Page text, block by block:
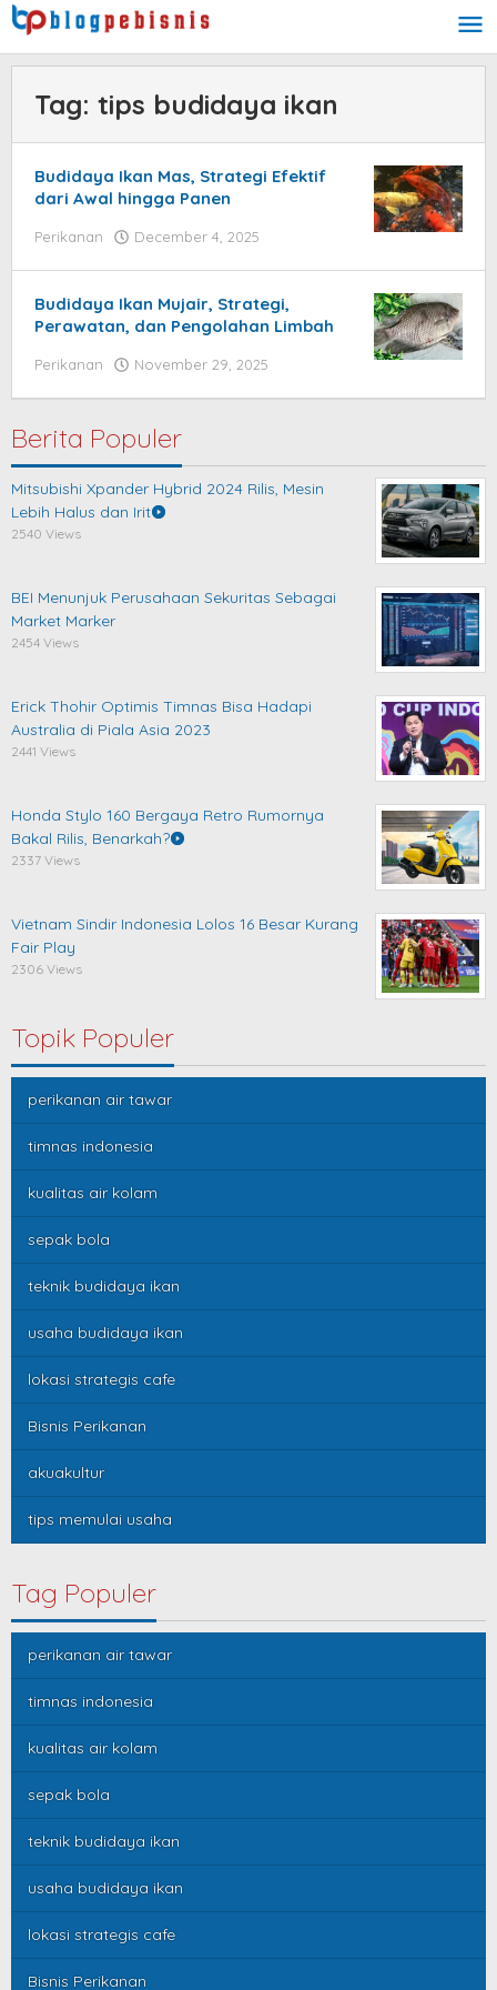
Skip
to
content
Tag: tips budidaya ikan
Budidaya Ikan Mas, Strategi Efektif
dari Awal hingga Panen
Perikanan December 4, 2025
Budidaya Ikan Mujair, Strategi,
Perawatan, dan Pengolahan Limbah
Perikanan November 29, 2025
Berita Populer
Mitsubishi Xpander Hybrid 2024 Rilis, Mesin
Lebih Halus dan Irit
2540 Views
BEI Menunjuk Perusahaan Sekuritas Sebagai
Market Marker
2454 Views
Erick Thohir Optimis Timnas Bisa Hadapi
Australia di Piala Asia 2023
2441 Views
Honda Stylo 160 Bergaya Retro Rumornya
Bakal Rilis, Benarkah?
2337 Views
Vietnam Sindir Indonesia Lolos 16 Besar Kurang
Fair Play
2306 Views
Topik Populer
perikanan air tawar
timnas indonesia
kualitas air kolam
sepak bola
teknik budidaya ikan
usaha budidaya ikan
lokasi strategis cafe
Bisnis Perikanan
akuakultur
tips memulai usaha
Tag Populer
perikanan air tawar
timnas indonesia
kualitas air kolam
sepak bola
teknik budidaya ikan
usaha budidaya ikan
lokasi strategis cafe
Bisnis Perikanan